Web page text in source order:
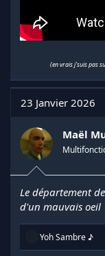
(en vrais j'suis pas
23 Janvier 2026
Maël
Le département
d'un mauvais oeil
R
Yoh Sambre ♪